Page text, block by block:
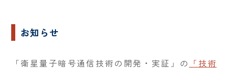
お知らせ
「衛星量子暗号通信技術の開発・実証」の 「技術